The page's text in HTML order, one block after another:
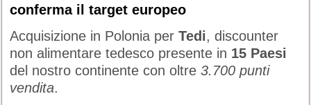
conferma il target europeo
Acquisizione in Polonia per Tedi, discounter
non alimentare tedesco presente in 15 Paesi
del nostro continente con oltre 3.700 punti
vendita.